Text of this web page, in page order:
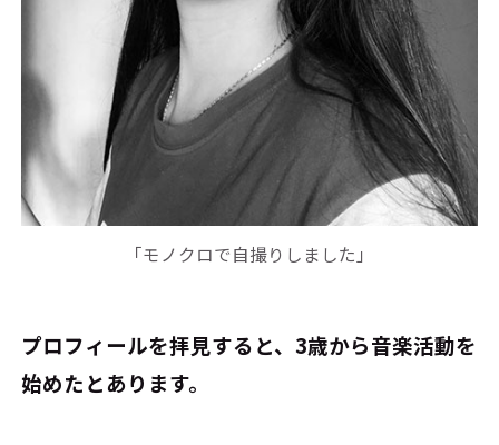
「モノクロで自撮りしました」
――プロフィールを拝見すると、3歳から音楽活動を
始めたとあります。